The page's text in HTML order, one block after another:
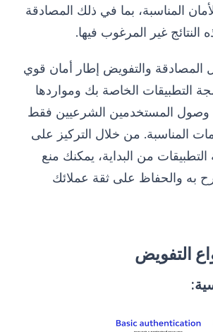
المناسبة، بما في ذلك المصادقة
النتائج غير المرغوب فيها.
المصادقة والتفويض إطار أمان قوي
التطبيقات الخاصة بك ومواردها
وصول المستخدمين الشرعيين فقط
المناسبة. من خلال التركيز على
من البداية، يمكنك منع
به والحفاظ على ثقة عملائك
التفويض